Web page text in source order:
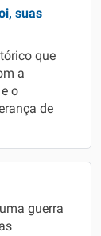
suas
que
a
o
de
guerra